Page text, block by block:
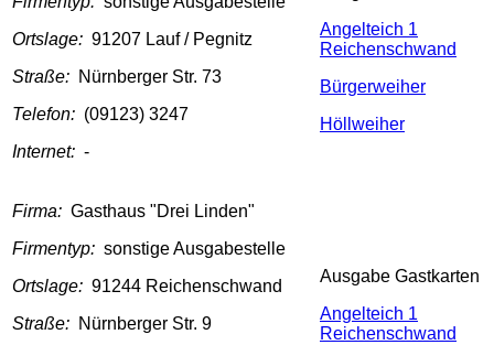
Ortslage: 91207 Lauf / Pegnitz
Straße: Nürnberger Str. 73
Telefon: (09123) 3247
Internet: -
Angelteich 1
Reichenschwand
Bürgerweiher
Höllweiher
Firma: Gasthaus "Drei Linden"
Firmentyp: sonstige Ausgabestelle
Ortslage: 91244 Reichenschwand
Straße: Nürnberger Str. 9
Ausgabe Gastkarten
Angelteich 1
Reichenschwand